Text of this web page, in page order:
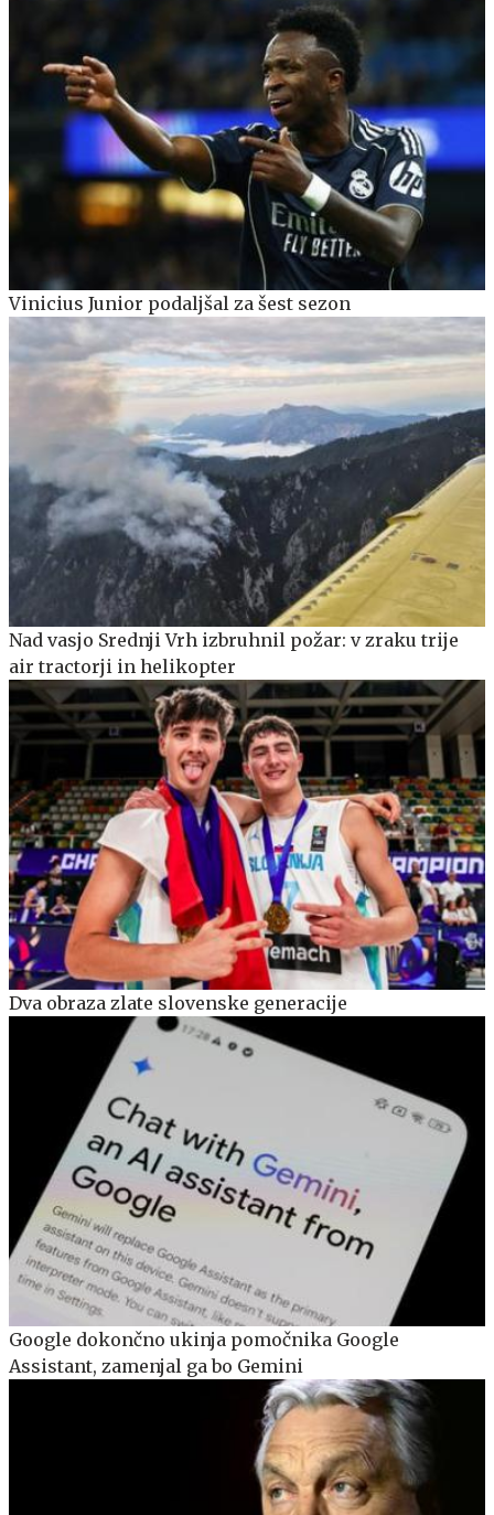
Vinicius Junior podaljšal za šest sezon
Nad vasjo Srednji Vrh izbruhnil požar: v zraku trije
air tractorji in helikopter
Dva obraza zlate slovenske generacije
Google dokončno ukinja pomočnika Google
Assistant, zamenjal ga bo Gemini